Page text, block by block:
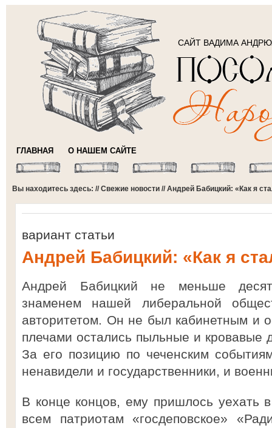
САЙТ ВАДИМА
ГЛАВНАЯ О НАШЕМ САЙТЕ
Вы находитесь здесь: //Свежие новости // Андрей Бабицкий: «Как я
вариант статьи
Андрей Бабицкий: «Как я
Андрей Бабицкий не меньше
знаменем нашей либеральной
авторитетом. Он не был кабинетным
плечами остались пыльные и кровавые
За его позицию по чеченским
ненавидели и государственники, и
В конце концов, ему пришлось уехать
всем патриотам «госдеповское»